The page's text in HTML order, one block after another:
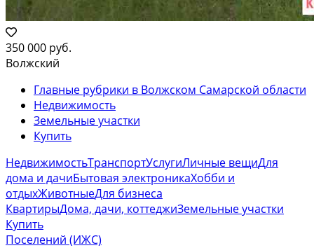
350 000 руб.
Волжский
Главные рубрики в Волжском Самарской области
Недвижимость
Земельные участки
Купить
НедвижимостьТранспортУслугиЛичные вещиДля
дома и дачиБытовая электроникаХобби и
отдыхЖивотныеДля бизнеса
КвартирыДома, дачи, коттеджиЗемельные участки
Купить
Поселений (ИЖС)